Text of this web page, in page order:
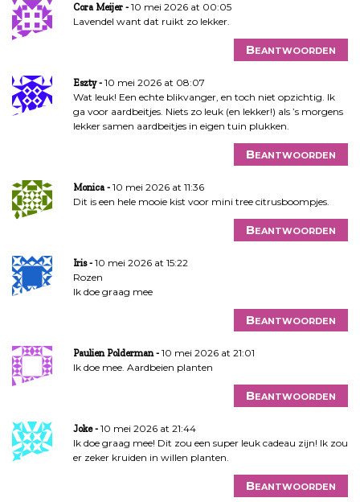
Cora Meijer
10 mei 2026 at 00:05
Lavendel want dat ruikt zo lekker.
Beantwoorden
Eszty
10 mei 2026 at 08:07
Wat leuk! Een echte blikvanger, en toch niet opzichtig. Ik
ga voor aardbeitjes. Niets zo leuk (en lekker!) als ’s morgens
lekker samen aardbeitjes in eigen tuin plukken.
Beantwoorden
Monica
10 mei 2026 at 11:36
Dit is een hele mooie kist voor mini tree citrusboompjes.
Beantwoorden
Iris
10 mei 2026 at 15:22
Rozen
Ik doe graag mee
Beantwoorden
Paulien Polderman
10 mei 2026 at 21:01
Ik doe mee. Aardbeien planten
Beantwoorden
Joke
10 mei 2026 at 21:44
Ik doe graag mee! Dit zou een super leuk cadeau zijn! Ik zou
er zeker kruiden in willen planten.
Beantwoorden